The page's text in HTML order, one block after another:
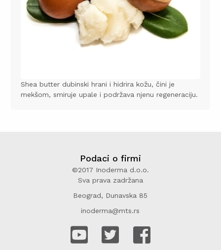
Shea butter dubinski hrani i hidrira kožu, čini je
mekšom, smiruje upale i podržava njenu regeneraciju.
Podaci o firmi
©2017 Inoderma d.o.o.
Sva prava zadržana
Beograd, Dunavska 85
inoderma@mts.rs